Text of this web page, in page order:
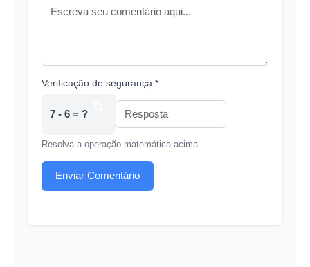
Verificação de segurança *
7 - 6 = ?
Resolva a operação matemática acima
Enviar Comentário